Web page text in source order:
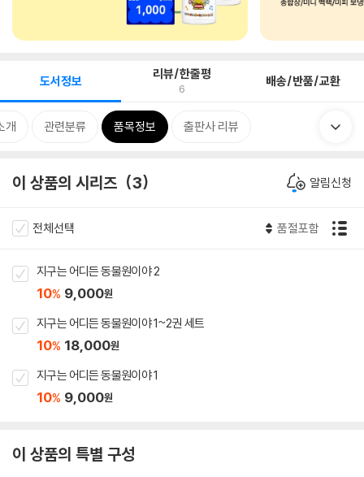
도서정보 리뷰/한줄평
6 배송/반품/교환
개 관련분류 품목정보 출판사 리뷰
이 상품의 시리즈 3 알림신청
전체선택 품절포함
지구는 어디든 동물원이야 2
10% 9,000원
지구는 어디든 동물원이야 1~2권 세트
10% 18,000원
지구는 어디든 동물원이야 1
10% 9,000원
이 상품의 특별 구성